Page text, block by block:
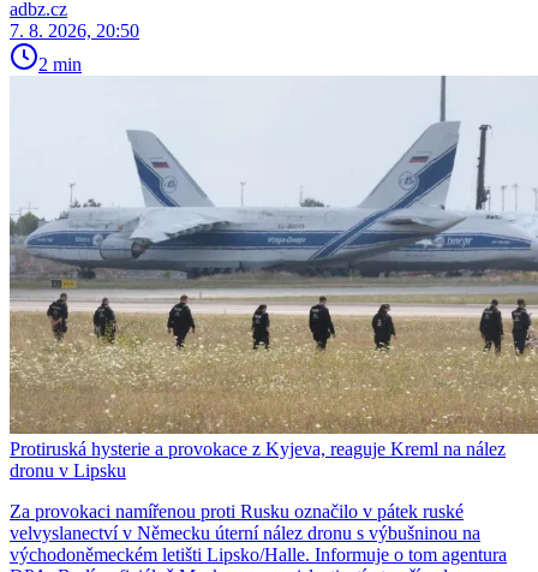
adbz.cz
7. 8. 2026, 20:50
2 min
Protiruská hysterie a provokace z Kyjeva, reaguje Kreml na nález
dronu v Lipsku
Za provokaci namířenou proti Rusku označilo v pátek ruské
velvyslanectví v Německu úterní nález dronu s výbušninou na
východoněmeckém letišti Lipsko/Halle. Informuje o tom agentura